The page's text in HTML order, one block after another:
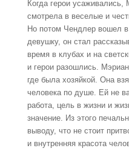
Когда герои
смотрела в веселые и
Но потом Чендлер вошел
девушку, он стал
время в клубах и на
и герои разошлись.
где была хозяйкой. Она
человека по душе. Ей не
работа, цель в жизни и
значение. Из этого
выводу, что не стоит
и внутренняя красота